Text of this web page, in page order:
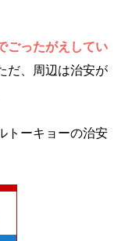
ごったがえしてい
だ、周辺は治安が
トーキョーの治安